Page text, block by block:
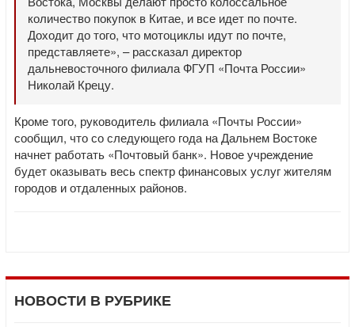
количество покупок в Китае, и все идет по почте.
Доходит до того, что мотоциклы идут по почте,
представляете», – рассказал директор
дальневосточного филиала ФГУП «Почта России»
Николай Крецу.
Кроме того, руководитель филиала «Почты России»
сообщил, что со следующего года на Дальнем Востоке
начнет работать «Почтовый банк». Новое учреждение
будет оказывать весь спектр финансовых услуг жителям
городов и отдаленных районов.
НОВОСТИ В РУБРИКЕ